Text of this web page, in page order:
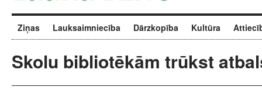
Ziņas Lauksaimniecība Dārzkopība Kultūra
Skolu bibliotēkām trūkst